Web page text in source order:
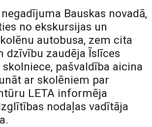
Bauskas novadā,
no ekskursijas un
autobusa, zem cita
dzīvību zaudēja Īslīces
pašvaldība aicina
ar skolēniem par
LETA informēja
nodaļas vadītāja